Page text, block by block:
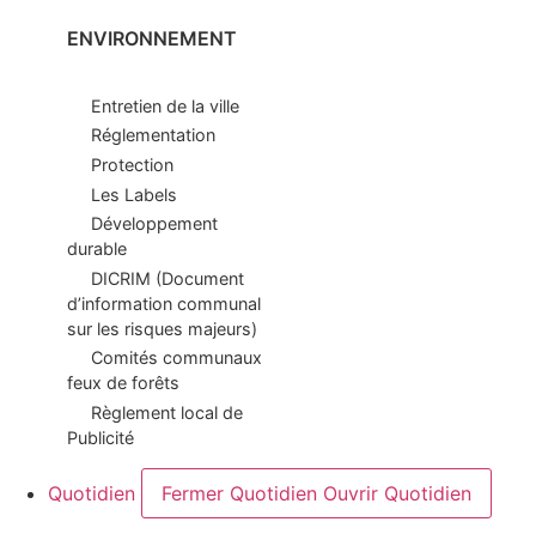
ENVIRONNEMENT
Entretien de la ville
Réglementation
Protection
Les Labels
Développement
durable
DICRIM (Document
d’information communal
sur les risques majeurs)
Comités communaux
feux de forêts
Règlement local de
Publicité
Quotidien Fermer Quotidien Ouvrir Quotidien